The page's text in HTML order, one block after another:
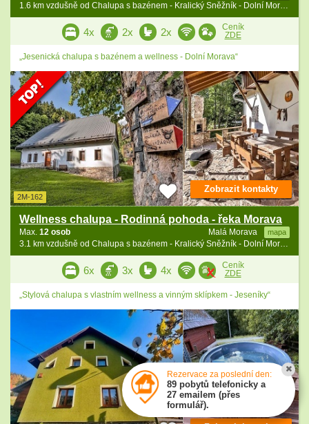
1.6 km vzdušně od Chalupa s bazénem - Kralický Sněžník - Dolní Morava
4x 2x 2x
Ceník
ZDE
„Jesenická chalupa s bazénem a wellness - Dolní Morava“
2M-162
Wellness chalupa - Rodinná pohoda - řeka Morava
Malá Morava mapa
Max. 12 osob
3.1 km vzdušně od Chalupa s bazénem - Kralický Sněžník - Dolní Morava
Zobrazit kontakty
6x 3x 4x
Ceník
ZDE
„Stylová chalupa s vlastním wellness a vinným sklípkem - Jeseníky“
Rezervace za poslední den:
89 pobytů telefonicky a
27 emailem (přes
formulář).